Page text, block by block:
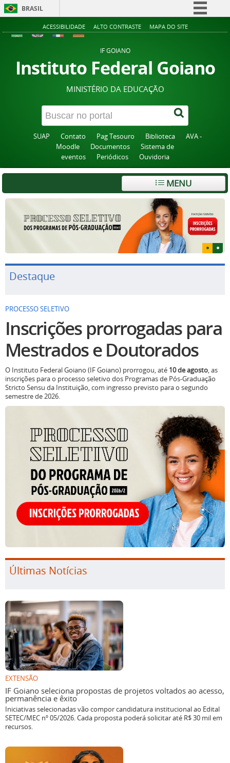
BRASIL
Simplifique!
Acesso à informação
Legislação
Canais
ACESSIBILIDADE ALTO CONTRASTE MAPA DO SITE
IF GOIANO
Instituto Federal Goiano
MINISTÉRIO DA EDUCAÇÃO
SUAP Contato Pag Tesouro Biblioteca
AVA -
Moodle
Documentos
Sistema de
eventos
Periódicos Ouvidoria
MENU
Destaque
PROCESSO SELETIVO
Inscrições prorrogadas para
Mestrados e Doutorados
O Instituto Federal Goiano (IF Goiano) prorrogou, até 10 de agosto, as
inscrições para o processo seletivo dos Programas de Pós-Graduação
Stricto Sensu da Instituição, com ingresso previsto para o segundo
semestre de 2026.
Últimas Notícias
EXTENSÃO
IF Goiano seleciona propostas de projetos voltados ao acesso,
permanência e êxito
Iniciativas selecionadas vão compor candidatura institucional ao Edital
SETEC/MEC nº 05/2026. Cada proposta poderá solicitar até R$ 30 mil em
recursos.